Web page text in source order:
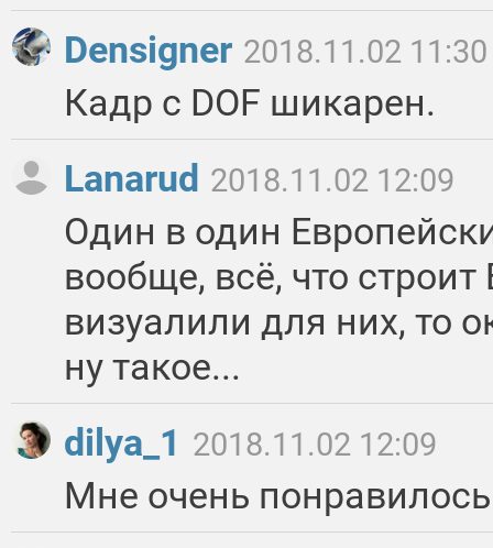
Densigner 2018.11.02 11:30
Кадр с DOF шикарен.
Lanarud 2018.11.02 12:09
Один в один
вообще, всё, что
визуалили для них, то
ну такое...
dilya_1 2018.11.02 12:09
Мне очень